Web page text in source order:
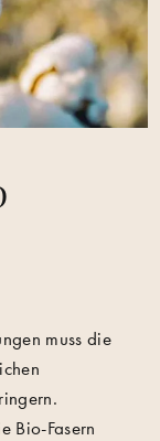
muss die
Bio-Fasern